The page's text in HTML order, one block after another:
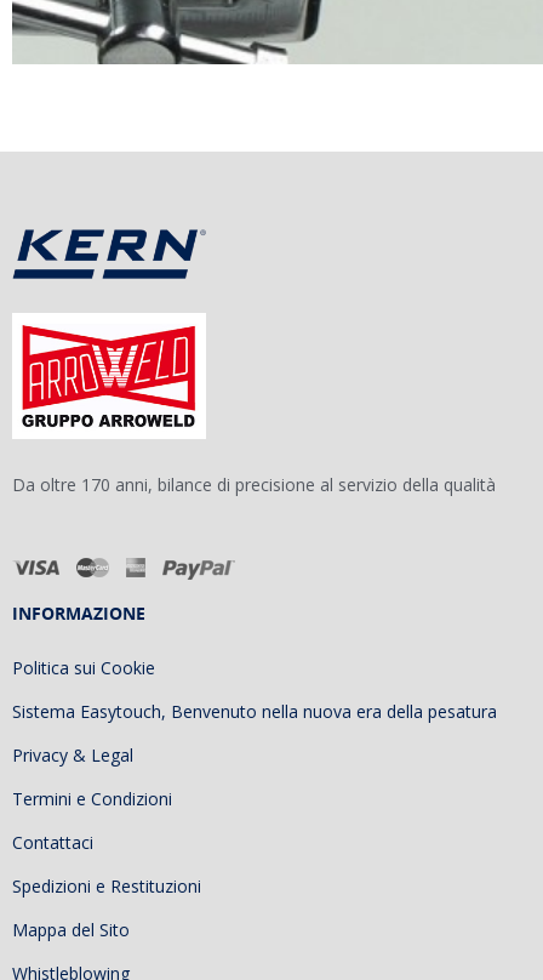
Da oltre 170 anni, bilance di precisione al servizio della qualità
INFORMAZIONE
Politica sui Cookie
Sistema Easytouch, Benvenuto nella nuova era della pesatura
Privacy & Legal
Termini e Condizioni
Contattaci
Spedizioni e Restituzioni
Mappa del Sito
Whistleblowing